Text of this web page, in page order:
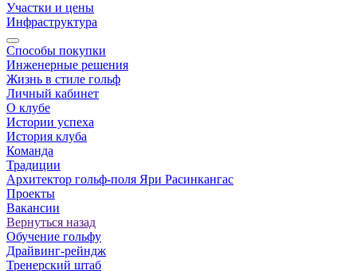
Участки и цены
Инфраструктура
Способы покупки
Инженерные решения
Жизнь в стиле гольф
Личный кабинет
О клубе
Истории успеха
История клуба
Команда
Традиции
Архитектор гольф-поля Яри Расинкангас
Проекты
Вакансии
Вернуться назад
Обучение гольфу
Драйвинг-рейндж
Тренерский штаб